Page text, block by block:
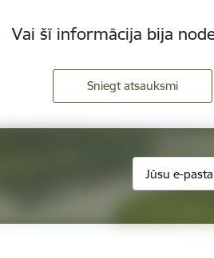
Vai šī informācija bija
Sniegt atsauksmi